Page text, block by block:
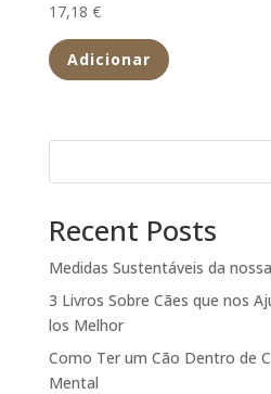
17,18 €
Adicionar
Recent Posts
Medidas Sustentáveis da
3 Livros Sobre Cães que nos
los Melhor
Como Ter um Cão Dentro de
Mental